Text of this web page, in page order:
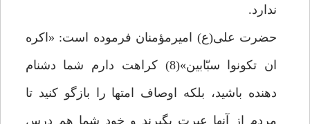
ندارد.
حضرت على(ع) اميرمؤمنان فرموده است: «اكره
ان تكونوا سبّابين»(8) كراهت دارم شما دشنام
دهنده باشيد، بلكه اوصاف امت‏ها را بازگو كنيد تا
مردم از آن‏ها عبرت بگيرند و خود شما هم درس